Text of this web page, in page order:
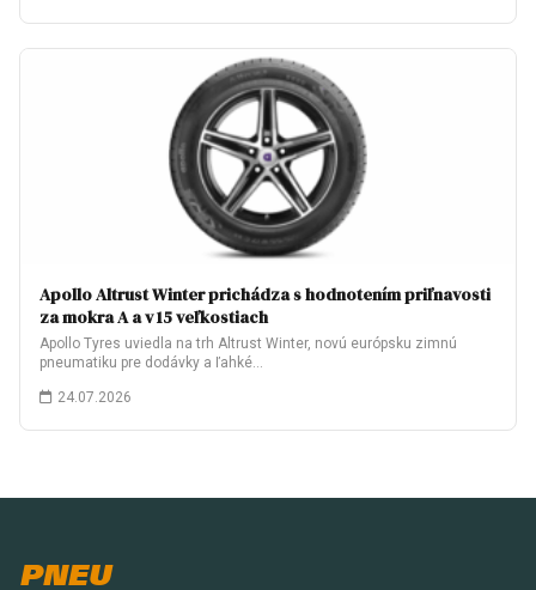
Apollo Altrust Winter prichádza s hodnotením priľnavosti
za mokra A a v 15 veľkostiach
Apollo Tyres uviedla na trh Altrust Winter, novú európsku zimnú
pneumatiku pre dodávky a ľahké…
24.07.2026
PNEU